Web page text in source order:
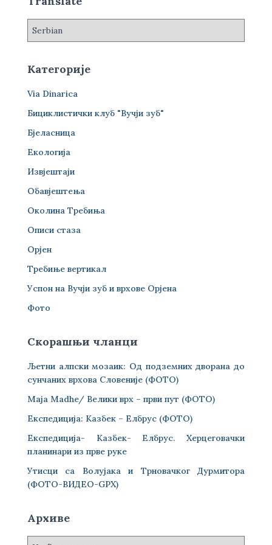
Категорије
Via Dinarica
Бициклистички клуб "Вучји зуб"
Бјеласница
Екологија
Извјештаји
Обавјештења
Околина Требиња
Описи стаза
Орјен
Требиње вертикал
Успон на Вучји зуб и врхове Орјена
Фото
Скорашњи чланци
Љетни алпски мозаик: Од подземних дворана до
сунчаних врхова Словеније (ФОТО)
Maja Madhe/ Велики врх – први пут (ФОТО)
Експедиција: Казбек – Елбрус (ФОТО)
Експедиција- Казбек- Елбрус. Херцеговачки
планинари из прве руке
Утисци са Волујака и Трновачког Дурмитора
(ФОТО-ВИДЕО-GPX)
Архиве
А